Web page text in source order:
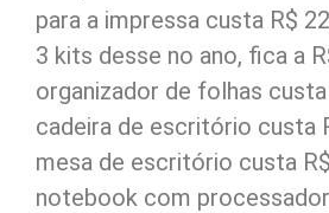
para a impressa custa R$
3 kits desse no ano, fica a
organizador de folhas custa
cadeira de escritório custa
mesa de escritório custa
notebook com